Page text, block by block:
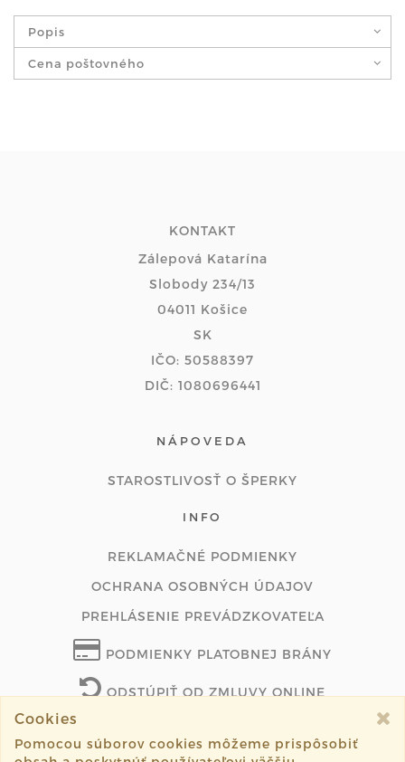
Popis
Cena poštovného
KONTAKT
Zálepová Katarína
Slobody 234/13
04011 Košice
SK
IČO: 50588397
DIČ: 1080696441
NÁPOVEDA
STAROSTLIVOSŤ O ŠPERKY
INFO
REKLAMAČNÉ PODMIENKY
OCHRANA OSOBNÝCH ÚDAJOV
PREHLÁSENIE PREVÁDZKOVATEĽA
PODMIENKY PLATOBNEJ BRÁNY
ODSTÚPIŤ OD ZMLUVY ONLINE
Cookies
Pomocou súborov cookies môžeme prispôsobiť